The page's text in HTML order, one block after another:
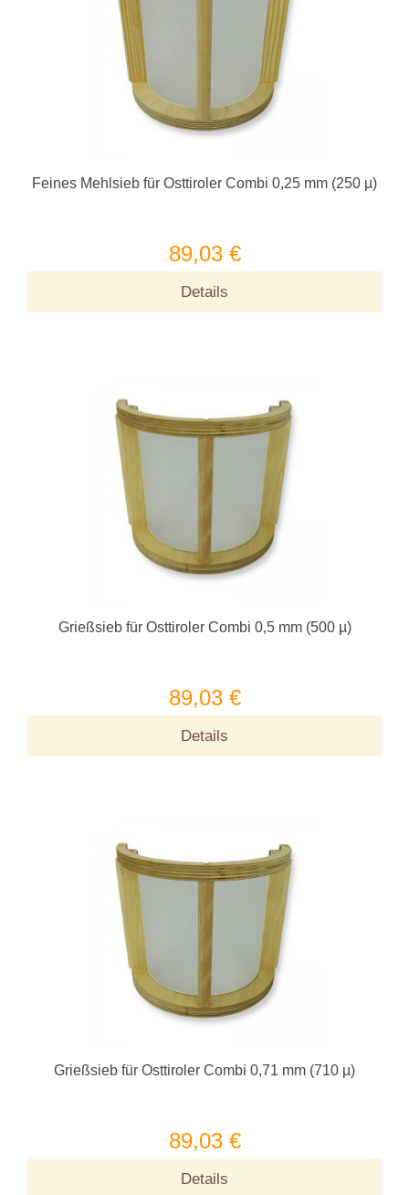
Feines Mehlsieb für Osttiroler Combi 0,25 mm (250 µ)
89,03 €
Details
Grießsieb für Osttiroler Combi 0,5 mm (500 µ)
89,03 €
Details
Grießsieb für Osttiroler Combi 0,71 mm (710 µ)
89,03 €
Details